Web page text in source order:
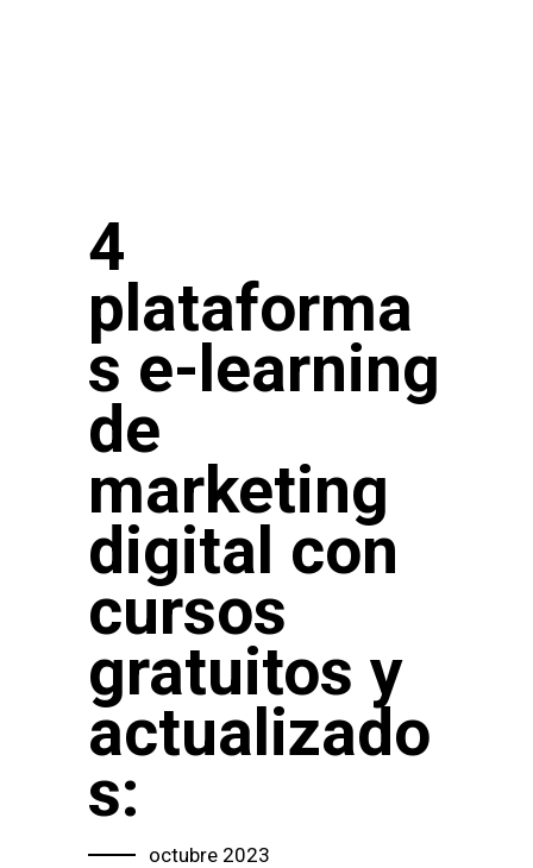
4
plataforma
s e-learning
de
marketing
digital con
cursos
gratuitos y
actualizado
s:
octubre 2023